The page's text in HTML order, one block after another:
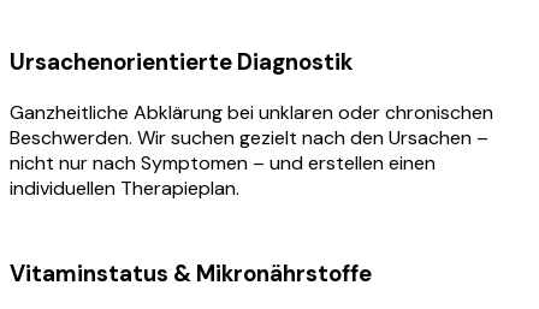
Ursachenorientierte Diagnostik
Ganzheitliche Abklärung bei unklaren oder chronischen
Beschwerden. Wir suchen gezielt nach den Ursachen –
nicht nur nach Symptomen – und erstellen einen
individuellen Therapieplan.
Vitaminstatus & Mikronährstoffe